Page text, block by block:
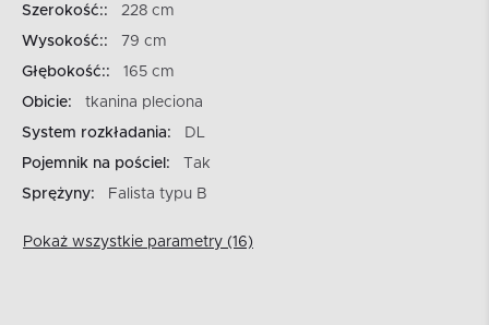
Szerokość::
228 cm
Wysokość::
79 cm
Głębokość::
165 cm
Obicie:
tkanina pleciona
System rozkładania:
DL
Pojemnik na pościel:
Tak
Sprężyny:
Falista typu B
Pokaż wszystkie parametry (16)